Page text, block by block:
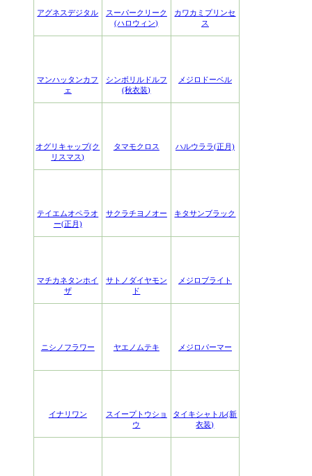
アグネスデジタル
スーパークリーク
(ハロウィン)
カワカミプリンセ
ス
マンハッタンカフ
ェ
シンボリルドルフ
(秋衣装)
メジロドーベル
オグリキャップ(ク
リスマス)
タマモクロス ハルウララ(正月)
テイエムオペラオ
ー(正月)
サクラチヨノオー キタサンブラック
マチカネタンホイ
ザ
サトノダイヤモン
ド
メジロブライト
ニシノフラワー ヤエノムテキ メジロパーマー
イナリワン
スイープトウショ
ウ
タイキシャトル(新
衣装)